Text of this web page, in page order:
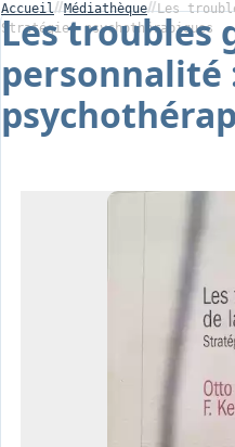
Association
Centre de Soin
Accueil Médiathèque
Les
Stratégies psychothérapiques
Les troubles
personnalité